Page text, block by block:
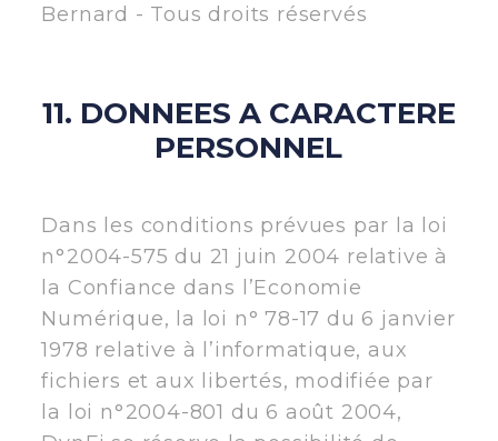
Bernard - Tous droits réservés
11. DONNEES A CARACTERE
PERSONNEL
Dans les conditions prévues par la loi
n°2004-575 du 21 juin 2004 relative à
la Confiance dans l’Economie
Numérique, la loi n° 78-17 du 6 janvier
1978 relative à l’informatique, aux
fichiers et aux libertés, modifiée par
la loi n°2004-801 du 6 août 2004,